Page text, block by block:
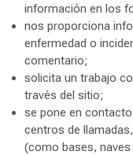
información en los
nos proporciona
enfermedad o
comentario;
solicita un trabajo
través del sitio;
se pone en
centros de
(como bases,